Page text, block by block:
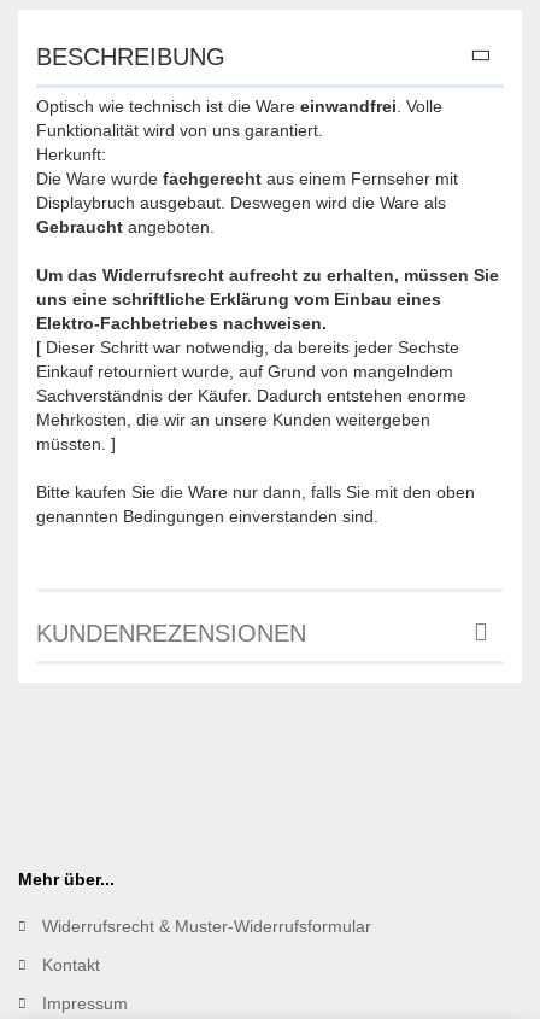
BESCHREIBUNG
Optisch wie technisch ist die Ware einwandfrei. Volle
Funktionalität wird von uns garantiert.
Herkunft:
Die Ware wurde fachgerecht aus einem Fernseher mit
Displaybruch ausgebaut. Deswegen wird die Ware als
Gebraucht angeboten.
Um das Widerrufsrecht aufrecht zu erhalten, müssen Sie
uns eine schriftliche Erklärung vom Einbau eines
Elektro-Fachbetriebes nachweisen.
[ Dieser Schritt war notwendig, da bereits jeder Sechste
Einkauf retourniert wurde, auf Grund von mangelndem
Sachverständnis der Käufer. Dadurch entstehen enorme
Mehrkosten, die wir an unsere Kunden weitergeben
müssten. ]
Bitte kaufen Sie die Ware nur dann, falls Sie mit den oben
genannten Bedingungen einverstanden sind.
KUNDENREZENSIONEN
Mehr über...
Widerrufsrecht & Muster-Widerrufsformular
Kontakt
Impressum